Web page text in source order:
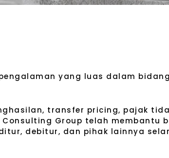
yang luas dalam
transfer pricing, pajak
Group telah membantu
debitur, dan pihak lainnya